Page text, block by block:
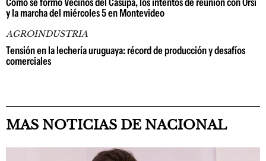
y la marcha del miércoles 5 en Montevideo
AGROINDUSTRIA
Tensión en la lechería uruguaya: récord de producción y desafíos
comerciales
MAS NOTICIAS DE NACIONAL